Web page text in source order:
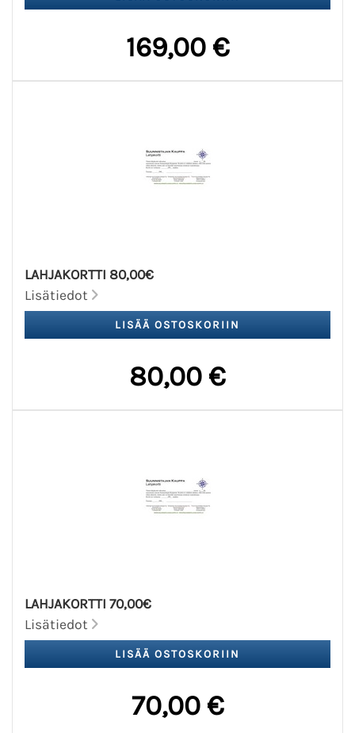
169,00 €
LAHJAKORTTI 80,00€
Lisätiedot
80,00 €
LAHJAKORTTI 70,00€
Lisätiedot
70,00 €